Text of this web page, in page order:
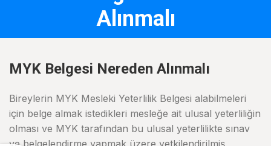
Alınmalı
MYK Belgesi Nereden Alınmalı
Bireylerin MYK Mesleki Yeterlilik Belgesi alabilmeleri
için belge almak istedikleri mesleğe ait ulusal yeterliliğin
olması ve MYK tarafından bu ulusal yeterlilikte sınav
ve belgelendirme yapmak üzere yetkilendirilmiş